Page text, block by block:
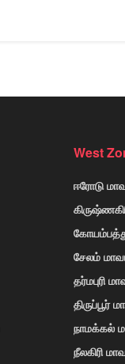
West
ஈரோடு
சேலம்
தர்மபுரி
திருப்பூர்
நாமக்கல்
நீலகிரி